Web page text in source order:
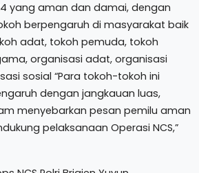
yang aman dan damai, dengan
berpengaruh di masyarakat baik
adat, tokoh pemuda, tokoh
organisasi adat, organisasi
sosial “Para tokoh-tokoh ini
dengan jangkauan luas,
menyebarkan pesan pemilu aman
pelaksanaan Operasi NCS,”